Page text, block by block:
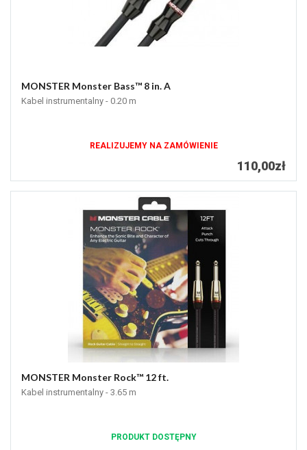
MONSTER Monster Bass™ 8 in. A
Kabel instrumentalny - 0.20 m
REALIZUJEMY NA ZAMÓWIENIE
110,00zł
MONSTER Monster Rock™ 12 ft.
Kabel instrumentalny - 3.65 m
PRODUKT DOSTĘPNY